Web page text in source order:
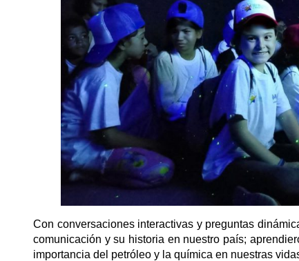
Con conversaciones interactivas y preguntas
comunicación y su historia en nuestro país;
importancia del petróleo y la química en nuestras